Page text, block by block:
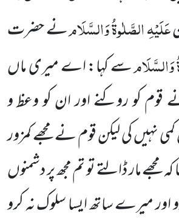
عَلَیْہِ الصَّلٰوۃُ وَالسَّلَامنے حضرت
سے کہا: اے میری ماں
کو روکنے اور ان کو وعظ و
نہیں کی لیکن قوم نے مجھے کمزور
مجھے مار ڈالتے تو تم مجھ پر دشمنوں
دو اور میرے ساتھ ایسا سلوک نہ کرو